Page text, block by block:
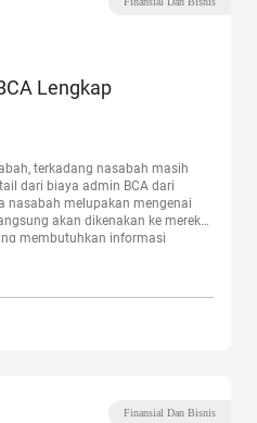
Lengkap
terkadang nasabah masih
dari biaya admin BCA dari
nasabah melupakan mengenai
akan dikenakan ke mereka
membutuhkan informasi
Finansial Dan Bisnis